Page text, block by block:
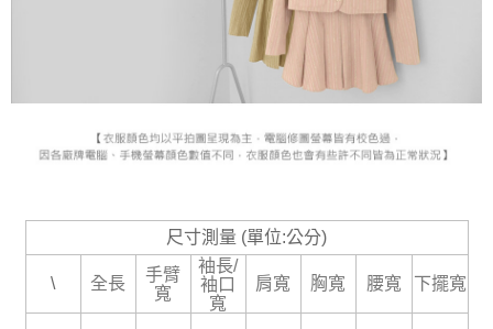
尺寸測量 (單位:公分)
\ 全長
手臂
寬
袖長/
袖口
寬
肩寬 胸寬 腰寬 下擺寬